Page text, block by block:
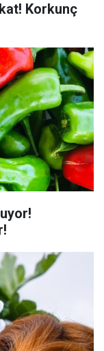
Korkunç